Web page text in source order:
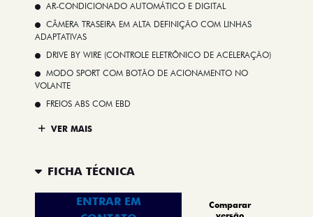
AR-CONDICIONADO AUTOMÁTICO E DIGITAL
CÂMERA TRASEIRA EM ALTA DEFINIÇÃO COM LINHAS
ADAPTATIVAS
DRIVE BY WIRE (CONTROLE ELETRÔNICO DE ACELERAÇÃO)
MODO SPORT COM BOTÃO DE ACIONAMENTO NO
VOLANTE
FREIOS ABS COM EBD
VER MAIS
FICHA TÉCNICA
ENTRAR EM
Comparar